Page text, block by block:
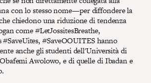
con lo stesso nome—per diffondere la
chiedono una riduzione di tendenza
come #LetJossitesBreathe,
#SaveUites, #SaveOOUITES hanno
anche gli studenti dell'Università di
Awolowo, e di quelle di Ibadan e